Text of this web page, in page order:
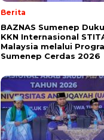
Berita
BAZNAS Sumenep
KKN Internasional
Malaysia melalui
Sumenep Cerdas 2026